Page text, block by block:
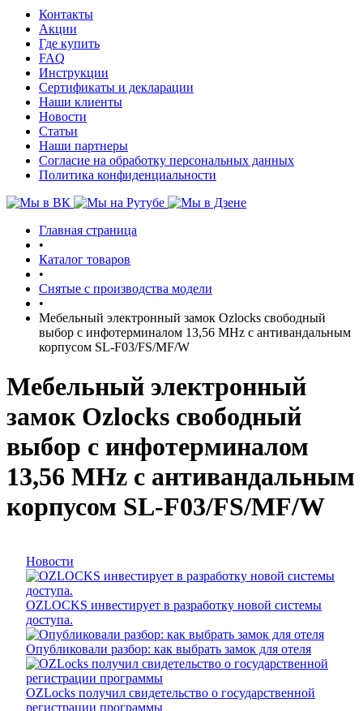
Контакты
Акции
Где купить
FAQ
Инструкции
Сертификаты и декларации
Наши клиенты
Новости
Статьи
Наши партнеры
Согласие на обработку персональных данных
Политика конфиденциальности
Главная страница
•
Каталог товаров
•
Снятые с производства модели
•
Мебельный электронный замок Ozlocks свободный
выбор с инфотерминалом 13,56 MHz с антивандальным
корпусом SL-F03/FS/MF/W
Мебельный электронный
замок Ozlocks свободный
выбор с инфотерминалом
13,56 MHz с антивандальным
корпусом SL-F03/FS/MF/W
Новости
OZLOCKS инвестирует в разработку новой системы
доступа.
Опубликовали разбор: как выбрать замок для отеля
OZLocks получил свидетельство о государственной
регистрации программы